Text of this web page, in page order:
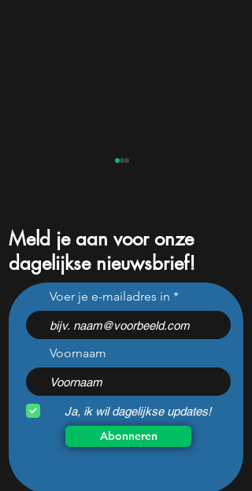
Dit nieuwe groeiaandeel
kan binnenkort 50%
stijgen en bijna niemand
kijkt
Meld je aan voor onze
dagelijkse nieuwsbrief!
Voer je e-mailadres in
Voornaam
Ja, ik wil dagelijkse updates!
Abonneren